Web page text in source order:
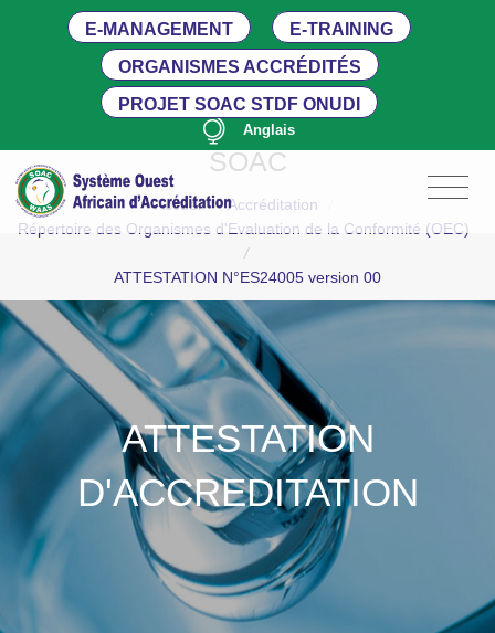
E-MANAGEMENT
E-TRAINING
ORGANISMES ACCRÉDITÉS
PROJET SOAC STDF ONUDI
Anglais
SOAC
Accueil / Accréditation
Répertoire des Organismes d'Evaluation de la Conformité (OEC)
/
ATTESTATION N°ES24005 version 00
ATTESTATION
D'ACCREDITATION